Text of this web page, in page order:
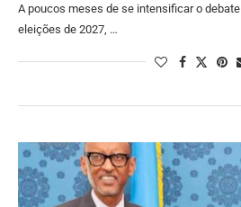
A poucos meses de se intensificar o
eleições de 2027, …